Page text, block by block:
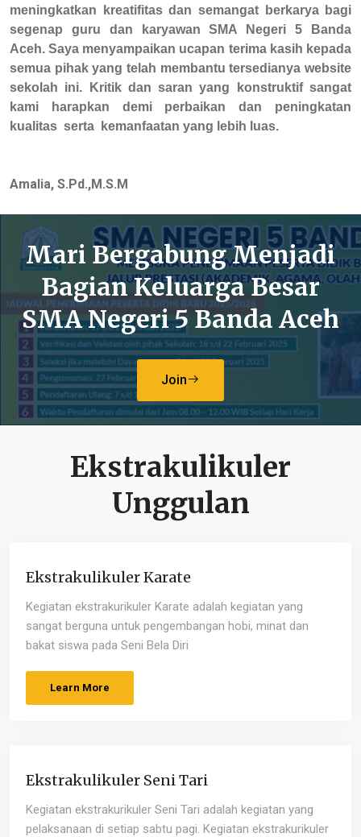
meningkatkan kreatifitas dan semangat berkarya
bagi
segenap
guru dan karyawan
SMA Negeri 5 Banda
Aceh. Saya menyampaikan ucapan terima kasih kepada
semua pihak yang telah membantu tersedianya website
sekolah ini. Kritik dan saran yang konstruktif sangat
kami
harapkan demi perbaikan dan
peningkatan
kualitas serta kemanfaatan yang lebih luas.
Amalia, S.Pd.,M.S.M
Mari Bergabung Menjadi
Bagian Keluarga Besar
SMA Negeri 5 Banda Aceh
Join
Ekstrakulikuler
Unggulan
Ekstrakulikuler Karate
Kegiatan ekstrakurikuler Karate adalah kegiatan yang
sangat berguna untuk pengembangan hobi, minat dan
bakat siswa pada Seni Bela Diri
Learn More
Ekstrakulikuler Seni Tari
Kegiatan ekstrakurikuler Seni Tari adalah kegiatan yang
pelaksanaan di setiap sabtu pagi. Kegiatan ekstrakurikuler